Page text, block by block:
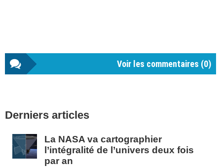
Voir les commentaires (0)
latérale
Derniers articles
La NASA va cartographier
l’intégralité de l’univers deux fois
par an